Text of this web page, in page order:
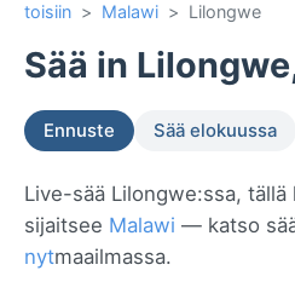
toisiin > Malawi > Lilongwe
Sää in
Ennuste Sää elokuussa
Live-sää Lilongwe:ssa,
sijaitsee Malawi — katso
nytmaailmassa.